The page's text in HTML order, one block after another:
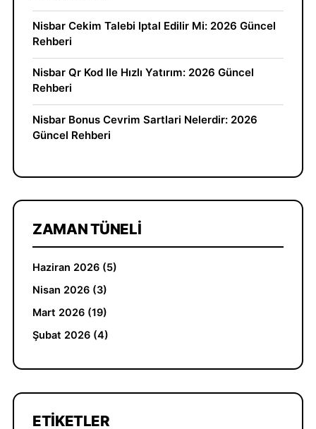
Nisbar Cekim Talebi Iptal Edilir Mi: 2026 Güncel
Rehberi
Nisbar Qr Kod Ile Hızlı Yatırım: 2026 Güncel
Rehberi
Nisbar Bonus Cevrim Sartlari Nelerdir: 2026
Güncel Rehberi
ZAMAN TÜNELI
Haziran 2026 (5)
Nisan 2026 (3)
Mart 2026 (19)
Şubat 2026 (4)
ETIKETLER